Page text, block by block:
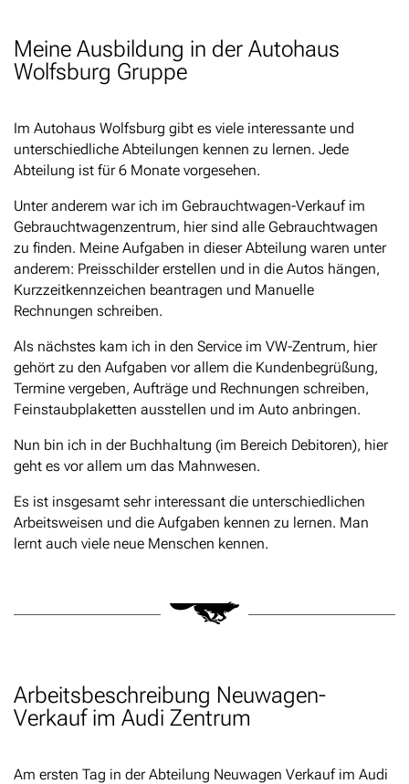
Meine Ausbildung in der Autohaus
Wolfsburg Gruppe
Im Autohaus Wolfsburg gibt es viele interessante und
unterschiedliche Abteilungen kennen zu lernen. Jede
Abteilung ist für 6 Monate vorgesehen.
Unter anderem war ich im Gebrauchtwagen-Verkauf im
Gebrauchtwagenzentrum, hier sind alle Gebrauchtwagen
zu finden. Meine Aufgaben in dieser Abteilung waren unter
anderem: Preisschilder erstellen und in die Autos hängen,
Kurzzeitkennzeichen beantragen und Manuelle
Rechnungen schreiben.
Als nächstes kam ich in den Service im VW-Zentrum, hier
gehört zu den Aufgaben vor allem die Kundenbegrüßung,
Termine vergeben, Aufträge und Rechnungen schreiben,
Feinstaubplaketten ausstellen und im Auto anbringen.
Nun bin ich in der Buchhaltung (im Bereich Debitoren), hier
geht es vor allem um das Mahnwesen.
Es ist insgesamt sehr interessant die unterschiedlichen
Arbeitsweisen und die Aufgaben kennen zu lernen. Man
lernt auch viele neue Menschen kennen.
Arbeitsbeschreibung Neuwagen-
Verkauf im Audi Zentrum
Am ersten Tag in der Abteilung Neuwagen Verkauf im Audi